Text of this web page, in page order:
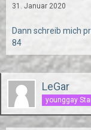
31. Januar 2020
Dann schreib mich
84
LeGar
younggay